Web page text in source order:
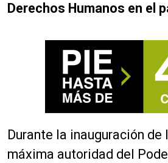
Derechos Humanos en el
Durante la inauguración
máxima autoridad del